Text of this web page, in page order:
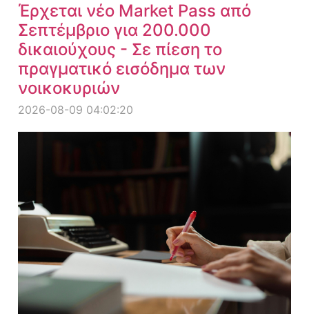
Έρχεται νέο Market Pass από
Σεπτέμβριο για 200.000
δικαιούχους - Σε πίεση το
πραγματικό εισόδημα των
νοικοκυριών
2026-08-09 04:02:20